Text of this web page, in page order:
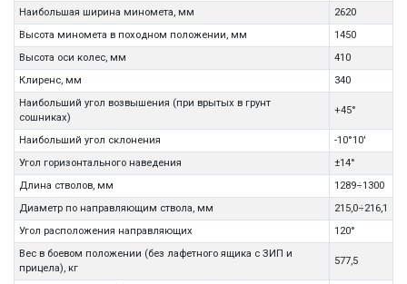
Наибольшая ширина миномета, мм
2620
Высота миномета в походном положении, мм
1450
Высота оси колес, мм
410
Клиренс, мм
340
Наибольший угол возвышения (при врытых в грунт
сошниках)
+45°
Наибольший угол склонения
-10°10'
Угол горизонтального наведения
±14°
Длина стволов, мм
1289÷1300
Диаметр по направляющим ствола, мм
215,0÷216,1
Угол расположения направляющих
120°
Вес в боевом положении (без лафетного ящика с ЗИП и
прицела), кг
577,5